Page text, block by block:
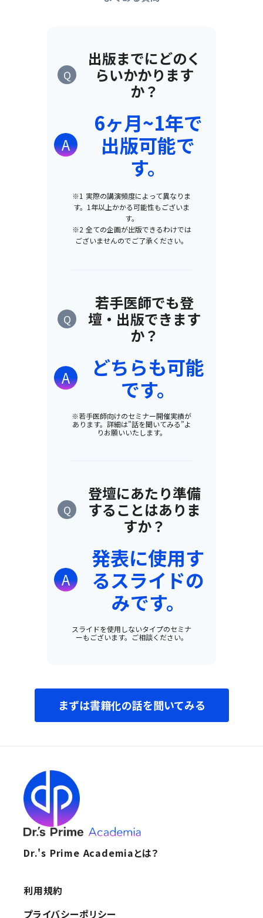
Q
出版までにどのく
らいかかります
か？
A
6ヶ月~1年で
出版可能で
す。
※1 実際の講演頻度によって異なりま
す。1年以上かかる可能性もございま
す。
※2 全ての企画が出版できるわけでは
ございませんのでご了承ください。
Q
若手医師でも登
壇・出版できます
か？
A
どちらも可能
です。
※若手医師向けのセミナー開催実績が
あります。詳細は”話を聞いてみる”よ
りお願いいたします。
Q
登壇にあたり準備
することはありま
すか？
A
発表に使用す
るスライドの
みです。
スライドを使用しないタイプのセミナ
ーもございます。ご相談ください。
まずは書籍化の話を聞いてみる
Dr.'s Prime Academiaとは？
利用規約
プライバシーポリシー